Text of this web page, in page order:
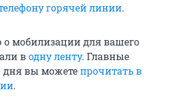
горячей линии.
мобилизации для вашего
водну ленту. Главные
дня вы можетепрочитать в
.